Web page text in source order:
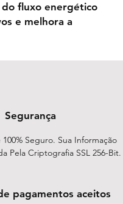
do fluxo energético
e melhora a
Segurança
Seguro. Sua Informação
Pela Criptografia SSL 256-Bit.
pagamentos aceitos